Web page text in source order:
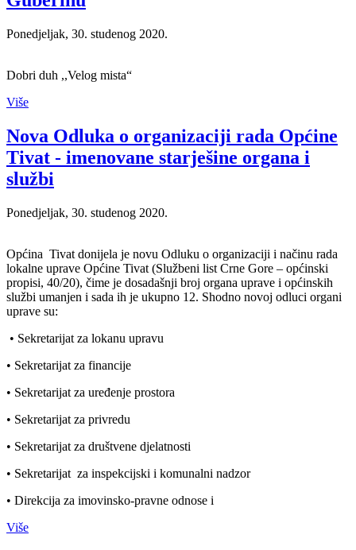
Ponedjeljak, 30. studenog 2020.
Dobri duh ,,Velog mista“
Više
Nova Odluka o organizaciji rada Općine
Tivat - imenovane starješine organa i
službi
Ponedjeljak, 30. studenog 2020.
Općina Tivat donijela je novu Odluku o organizaciji i načinu rada
lokalne uprave Općine Tivat (Službeni list Crne Gore – općinski
propisi, 40/20), čime je dosadašnji broj organa uprave i općinskih
službi umanjen i sada ih je ukupno 12. Shodno novoj odluci organi
uprave su:
• Sekretarijat za lokanu upravu
• Sekretarijat za financije
• Sekretarijat za uređenje prostora
• Sekretarijat za privredu
• Sekretarijat za društvene djelatnosti
• Sekretarijat za inspekcijski i komunalni nadzor
• Direkcija za imovinsko-pravne odnose i
Više